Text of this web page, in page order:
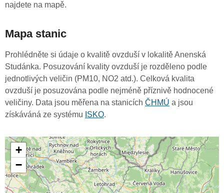
najdete na mapě.
Mapa stanic
Prohlédněte si údaje o kvalitě ovzduší v lokalitě Anenská
Studánka. Posuzování kvality ovzduší je rozděleno podle
jednotlivých veličin (PM10, NO2 atd.). Celková kvalita
ovzduší je posuzována podle nejméně příznivě hodnocené
veličiny. Data jsou měřena na stanicích ČHMÚ a jsou
získáváná ze systému ISKO.
+
−